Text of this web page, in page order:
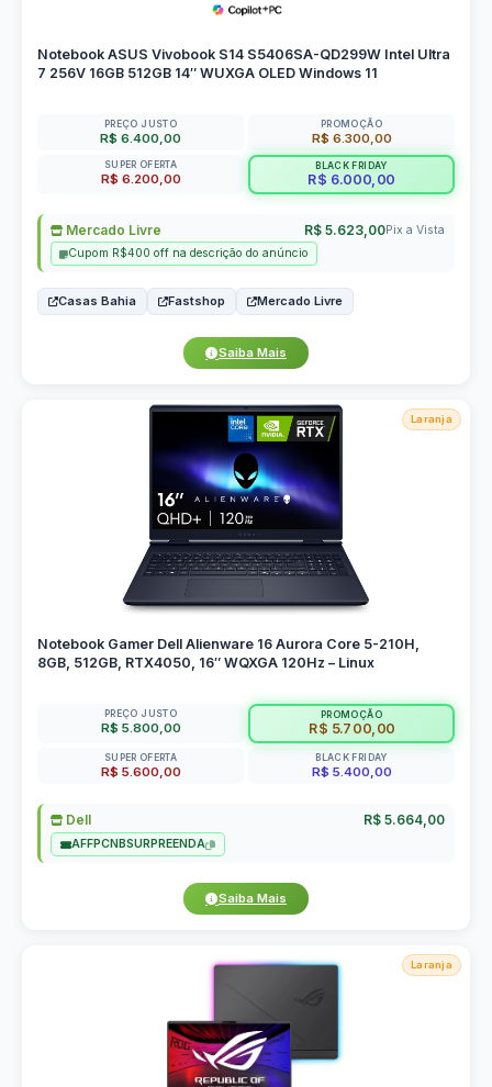
Notebook ASUS Vivobook S14 S5406SA-QD299W Intel Ultra
7 256V 16GB 512GB 14″ WUXGA OLED Windows 11
PREÇO JUSTO
R$ 6.400,00
PROMOÇÃO
R$ 6.300,00
SUPER OFERTA
R$ 6.200,00
BLACK FRIDAY
R$ 6.000,00
Mercado Livre R$ 5.623,00Pix a Vista
Cupom R$400 off na descrição do anúncio
Casas Bahia Fastshop Mercado Livre
Saiba Mais
Laranja
Notebook Gamer Dell Alienware 16 Aurora Core 5-210H,
8GB, 512GB, RTX4050, 16″ WQXGA 120Hz – Linux
PREÇO JUSTO
R$ 5.800,00
PROMOÇÃO
R$ 5.700,00
SUPER OFERTA
R$ 5.600,00
BLACK FRIDAY
R$ 5.400,00
Dell R$ 5.664,00
AFFPCNBSURPREENDA
Saiba Mais
Laranja